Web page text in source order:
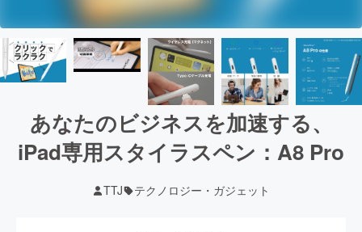
あなたのビジネスを加速する、
iPad専用スタイラスペン：A8 Pro
TTJ テクノロジー・ガジェット